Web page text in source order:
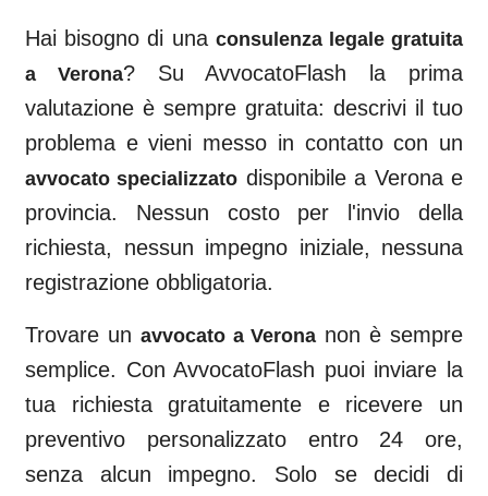
Hai bisogno di una consulenza legale gratuita
a Verona? Su AvvocatoFlash la prima
valutazione è sempre gratuita: descrivi il tuo
problema e vieni messo in contatto con un
avvocato specializzato disponibile a Veronae
provincia. Nessun costo per l'invio della
richiesta, nessun impegno iniziale, nessuna
registrazione obbligatoria.
Trovare un avvocato aVerona non è sempre
semplice. Con AvvocatoFlash puoi inviare la
tua richiesta gratuitamente e ricevere un
preventivo personalizzato entro 24 ore,
senza alcun impegno. Solo se decidi di